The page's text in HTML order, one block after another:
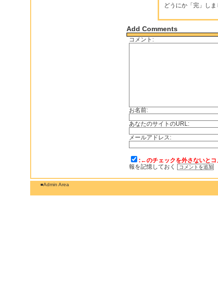
どうにか「完」し
Add Comments
コメント:
お名前:
あなたのサイトのURL:
メールアドレス:
:←のチェックを外さないと
報を記憶しておく
■Admin Area